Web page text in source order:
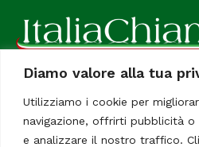
Diamo valore alla tua
Utilizziamo i cookie per
navigazione, offrirti pubblicità
e analizzare il nostro traffico.
ItaliaChiamaItalia, il TUO
Dedicato in particolare a tutti gli
Tutti i diritti sono riservati.